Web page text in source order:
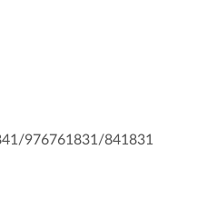
976761831/841831